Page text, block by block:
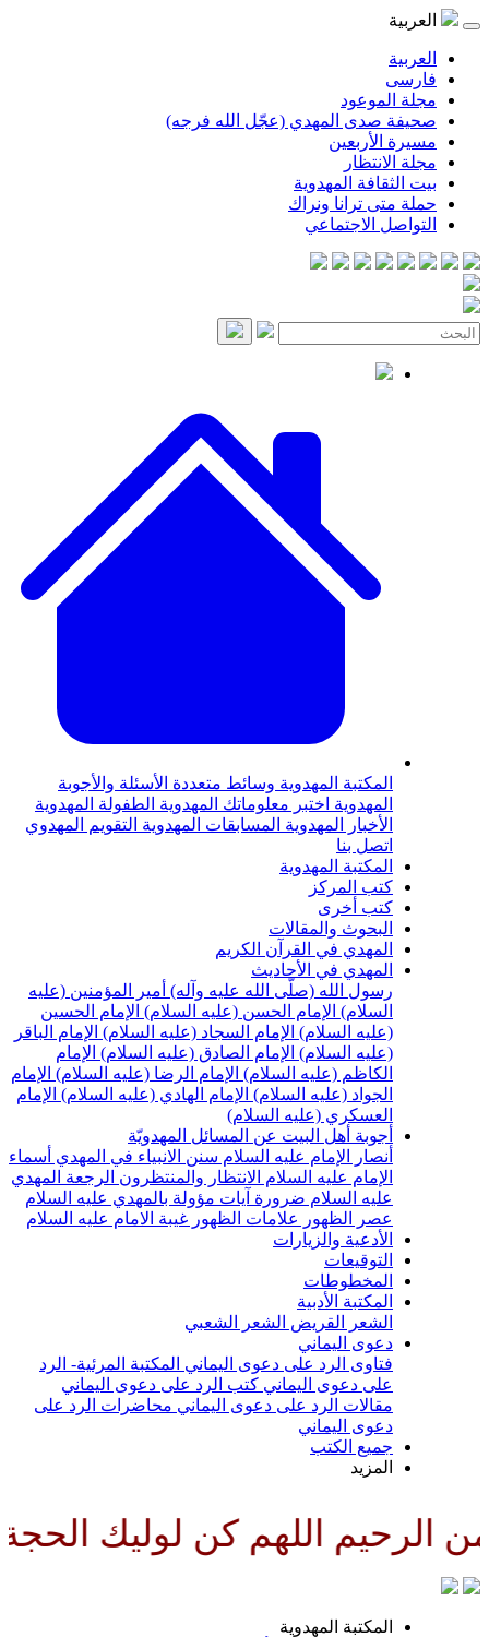
المهدي (عجّل الله فرجه)
المهدوية
ترانا ونراك
الاجتماعي
المهدويةوسائط متعددةالأسئلة والأجوبة
اختبر معلوماتك المهدويةالطفولة المهدوية
المهدويةالمسابقات المهدويةالتقويم المهدوي
المهدوية
والمقالات
في القرآن الكريم
في الأحاديث
الله (صلّى الله عليه وآله) أمير المؤمنين (عليه
الإمام الحسن (عليه السلام) الإمام الحسين
الإمام السجاد (عليه السلام) الإمام الباقر
الإمام الصادق (عليه السلام) الإمام
(عليه السلام) الإمام الرضا (عليه السلام) الإمام
(عليه السلام) الإمام الهادي (عليه السلام) الإمام
(عليه السلام)
أهل البيت عن المسائل المهدويّة
الإمام عليه السلامسنن الانبياء في المهديأسماء
عليه السلامالانتظار والمنتظرونالرجعةالمهدي
السلام ضرورة آيات مؤولة بالمهدي عليه السلام
علامات الظهورغيبة الامام عليه السلام
والزيارات
الأدبية
الشعر الشعبي
اليماني
الرد على دعوى اليماني المكتبة المرئية- الرد
دعوى اليماني كتب الرد على دعوى اليماني
الرد على دعوى اليماني محاضرات الرد على
كن لوليك الحجة بن
المهدوية